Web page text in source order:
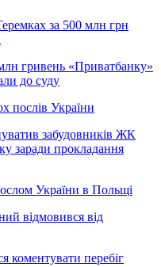
за 500 млн грн
гривень «Приватбанку»
до суду
послів України
забудовників ЖК
заради прокладання
України в Польщі
відмовився від
коментувати перебіг